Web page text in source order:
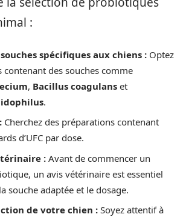
:
spécifiques aux chiens : Optez
des souches comme
, Bacillus coagulans et
.
Cherchez des préparations contenant
d’UFC par dose.
: Avant de commencer un
un avis vétérinaire est essentiel
souche adaptée et le dosage.
de votre chien : Soyez attentif à